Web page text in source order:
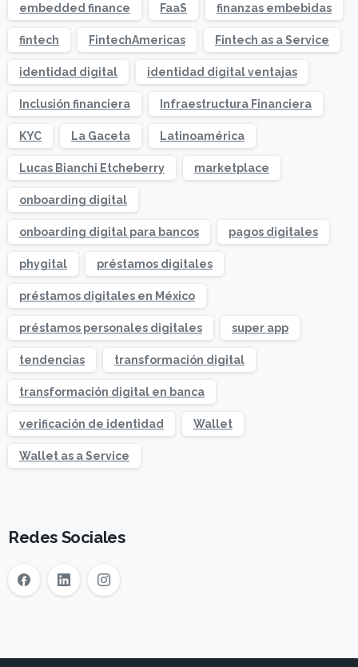
embedded finance FaaS finanzas embebidas
fintech FintechAmericas Fintech as a Service
identidad digital identidad digital ventajas
Inclusión financiera Infraestructura Financiera
KYC La Gaceta Latinoamérica
Lucas Bianchi Etcheberry marketplace
onboarding digital
onboarding digital para bancos pagos digitales
phygital préstamos digitales
préstamos digitales en México
préstamos personales digitales super app
tendencias transformación digital
transformación digital en banca
verificación de identidad Wallet
Wallet as a Service
Redes Sociales